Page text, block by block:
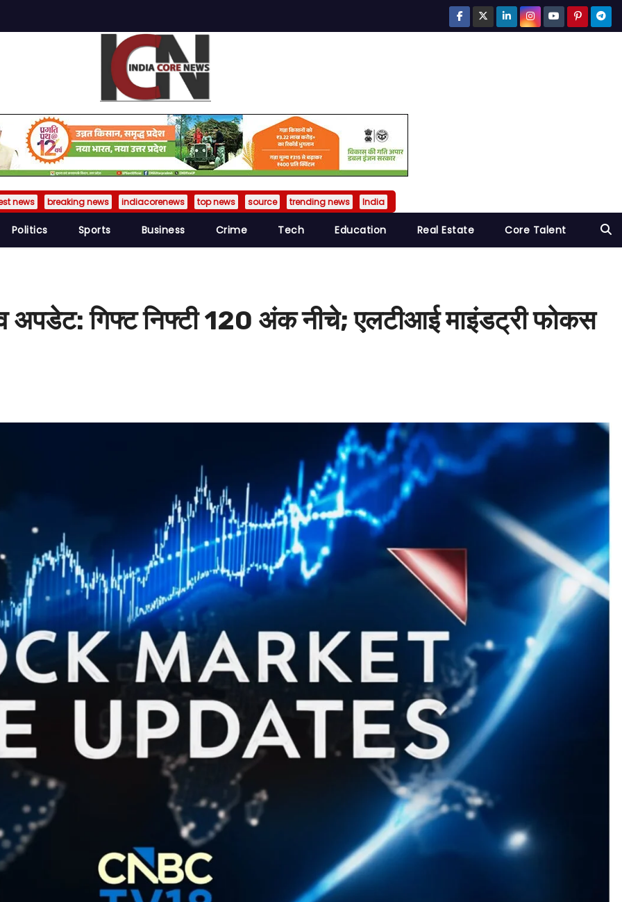
news breaking news indiacorenews top news source trending news India
Politics Sports Business Crime Tech Education Real Estate Core Talent
अपडेट: गिफ्ट निफ्टी 120 अंक नीचे; एलटीआई माइंडट्री फोकस